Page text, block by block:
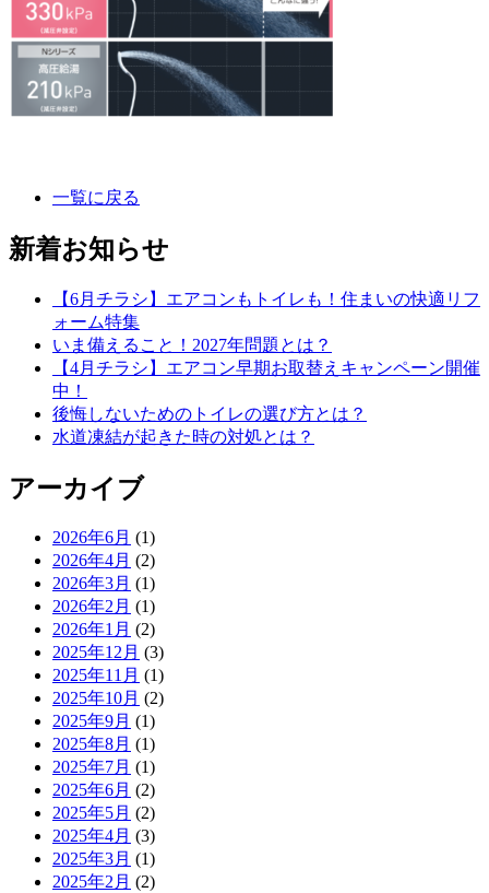
一覧に戻る
新着お知らせ
【6月チラシ】エアコンもトイレも！住まいの快適リフ
ォーム特集
いま備えること！2027年問題とは？
【4月チラシ】エアコン早期お取替えキャンペーン開催
中！
後悔しないためのトイレの選び方とは？
水道凍結が起きた時の対処とは？
アーカイブ
2026年6月 (1)
2026年4月 (2)
2026年3月 (1)
2026年2月 (1)
2026年1月 (2)
2025年12月 (3)
2025年11月 (1)
2025年10月 (2)
2025年9月 (1)
2025年8月 (1)
2025年7月 (1)
2025年6月 (2)
2025年5月 (2)
2025年4月 (3)
2025年3月 (1)
2025年2月 (2)